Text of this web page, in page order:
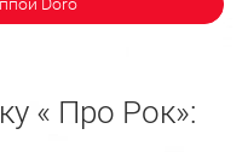
« Про Рок»: